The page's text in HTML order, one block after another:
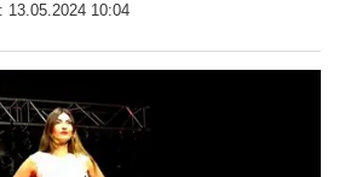
13.05.2024 10:04